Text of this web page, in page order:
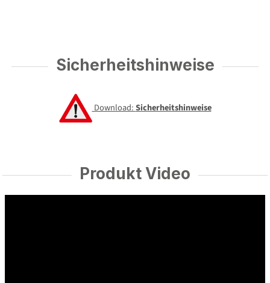
Sicherheitshinweise
Download:Sicherheitshinweise
Produkt Video